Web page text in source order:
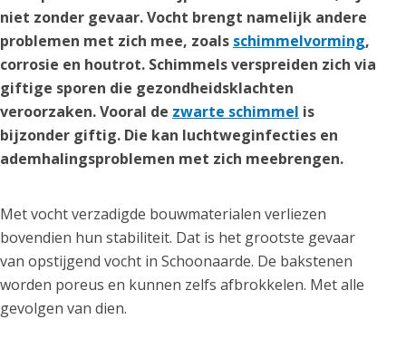
niet zonder gevaar. Vocht brengt namelijk andere
problemen met zich mee, zoals schimmelvorming,
corrosie en houtrot. Schimmels verspreiden zich via
giftige sporen die gezondheidsklachten
veroorzaken. Vooral de zwarte schimmel is
bijzonder giftig. Die kan luchtweginfecties en
ademhalingsproblemen met zich meebrengen.
Met vocht verzadigde bouwmaterialen verliezen
bovendien hun stabiliteit. Dat is het grootste gevaar
van opstijgend vocht in Schoonaarde. De bakstenen
worden poreus en kunnen zelfs afbrokkelen. Met alle
gevolgen van dien.